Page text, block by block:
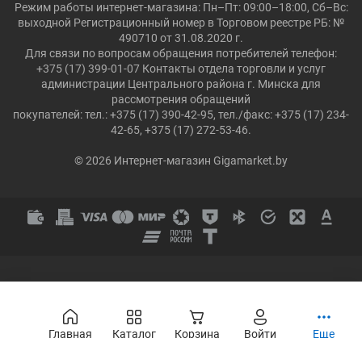
Главная Каталог Корзина Войти Еще
Режим работы интернет-магазина: Пн–Пт: 09:00–18:00, Сб–Вс:
выходной Регистрационный номер в Торговом реестре РБ: №
490710 от 31.08.2020 г.
Для связи по вопросам обращения потребителей телефон:
+375 (17) 399-01-07 Контакты отдела торговли и услуг
администрации Центрального района г. Минска для
рассмотрения обращений
покупателей: тел.: +375 (17) 390-42-95, тел./факс: +375 (17) 234-
42-65, +375 (17) 272-53-46.
© 2026 Интернет-магазин Gigamarket.by